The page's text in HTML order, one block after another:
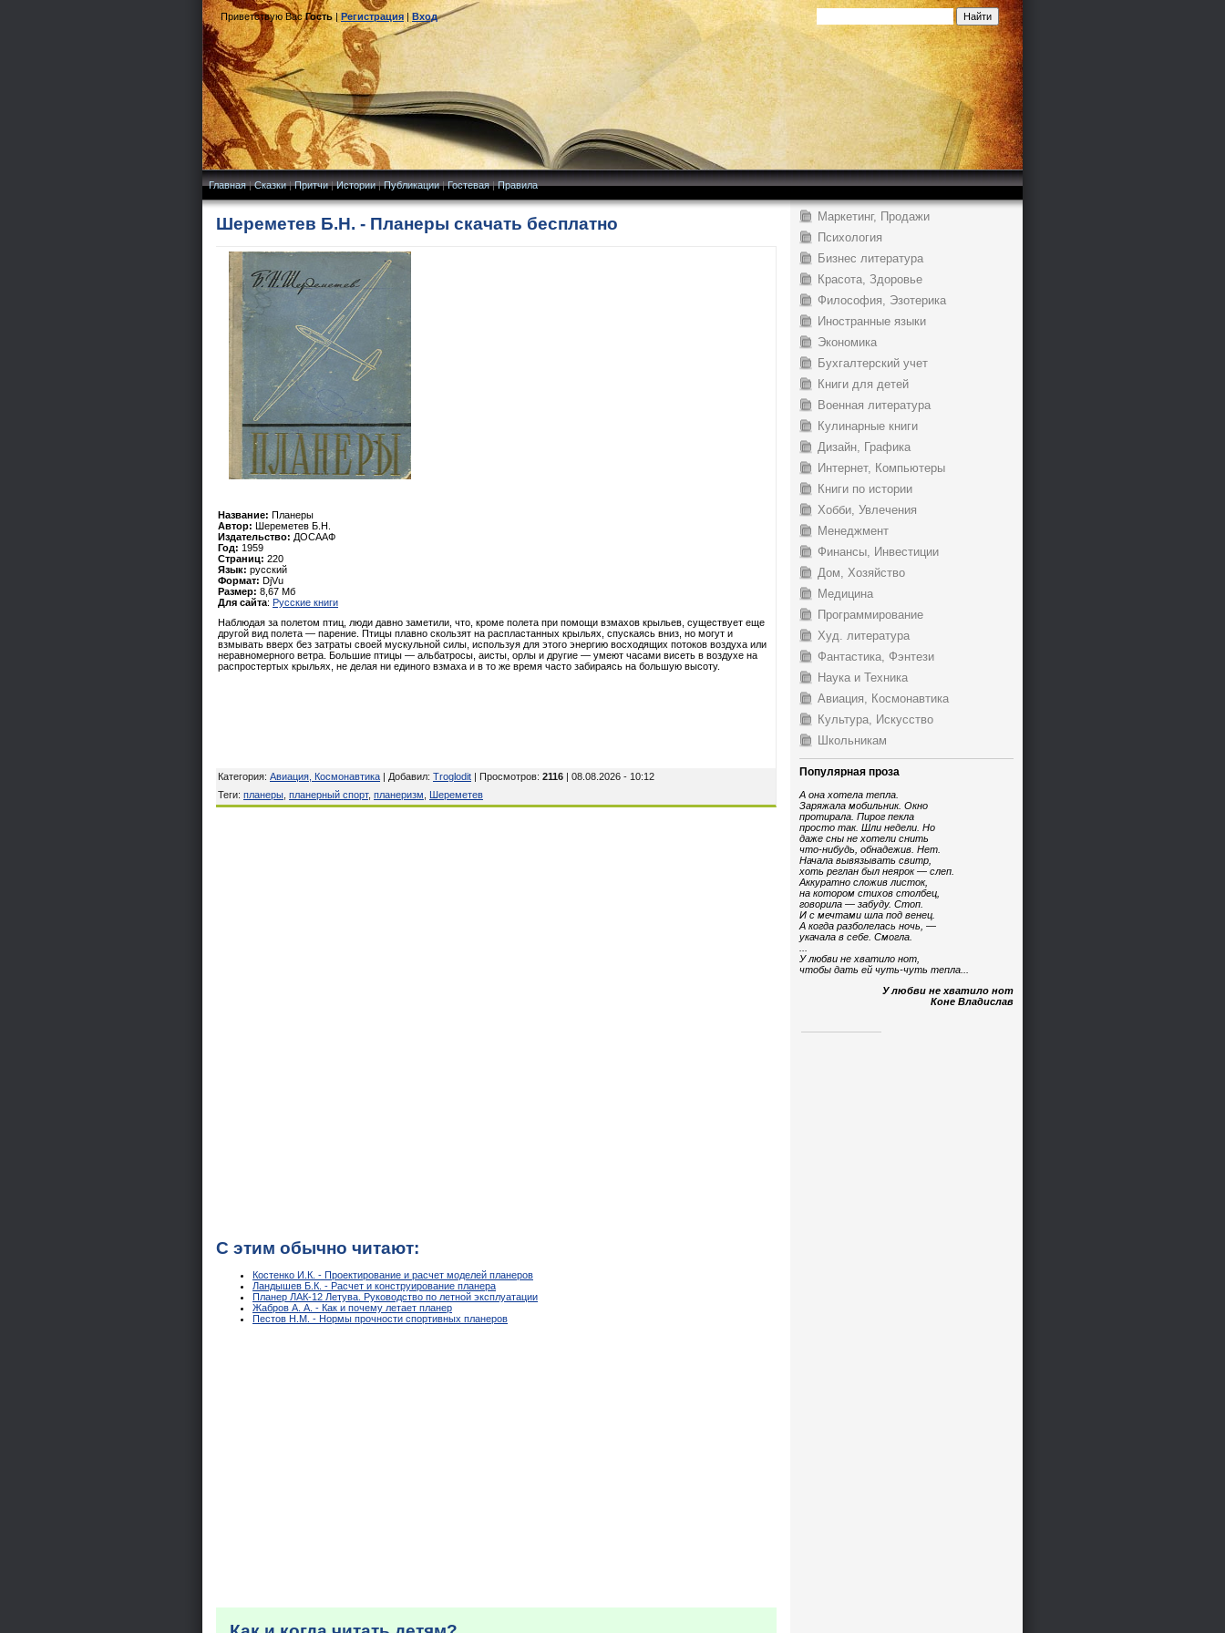
Приветствую Вас Гость|Регистрация|Вход
Главная|Сказки|Притчи|Истории|Публикации|Гостевая|Правила
Шереметев Б.Н. - Планеры скачать бесплатно
Название: Планеры
Автор: Шереметев Б.Н.
Издательство: ДОСААФ
Год: 1959
Страниц: 220
Язык: русский
Формат: DjVu
Размер: 8,67 Мб
Для сайта: Русские книги
Наблюдая за полетом птиц, люди давно заметили, что, кроме полета при помощи взмахов крыльев, существует еще
другой вид полета — парение. Птицы плавно скользят на распластанных крыльях, спускаясь вниз, но могут и
взмывать вверх без затраты своей мускульной силы, используя для этого энергию восходящих потоков воздуха или
неравномерного ветра. Большие птицы — альбатросы, аисты, орлы и другие — умеют часами висеть в воздухе на
распростертых крыльях, не делая ни единого взмаха и в то же время часто забираясь на большую высоту.
Категория: Авиация, Космонавтика | Добавил: Troglodit | Просмотров: 2116 | 08.08.2026 - 10:12
Теги: планеры планерный спорт, планеризм Шереметев
С этим обычно читают:
Костенко И.К. - Проектирование и расчет моделей планеров
Ландышев Б.К. - Расчет и конструирование планера
Планер ЛАК-12 Летува. Руководство по летной эксплуатации
Жабров А. А. - Как и почему летает планер
Пестов Н.М. - Нормы прочности спортивных планеров
Маркетинг, Продажи
Психология
Бизнес литература
Красота, Здоровье
Философия, Эзотерика
Иностранные языки
Экономика
Бухгалтерский учет
Книги для детей
Военная литература
Кулинарные книги
Дизайн, Графика
Интернет, Компьютеры
Книги по истории
Хобби, Увлечения
Менеджмент
Финансы, Инвестиции
Дом, Хозяйство
Медицина
Программирование
Худ. литература
Фантастика, Фэнтези
Наука и Техника
Авиация, Космонавтика
Культура, Искусство
Школьникам
Популярная проза
А она хотела тепла.
Заряжала мобильник. Окно
протирала. Пирог пекла
просто так. Шли недели. Но
даже сны не хотели снить
что-нибудь, обнадежив. Нет.
Начала вывязывать свитр,
хоть реглан был неярок — слеп.
Аккуратно сложив листок,
на котором стихов столбец,
говорила — забуду. Стоп.
И с мечтами шла под венец.
А когда разболелась ночь, —
укачала в себе. Смогла.
У любви не хватило нот,
чтобы дать ей чуть-чуть тепла...
У любви не хватило нот
Коне Владислав